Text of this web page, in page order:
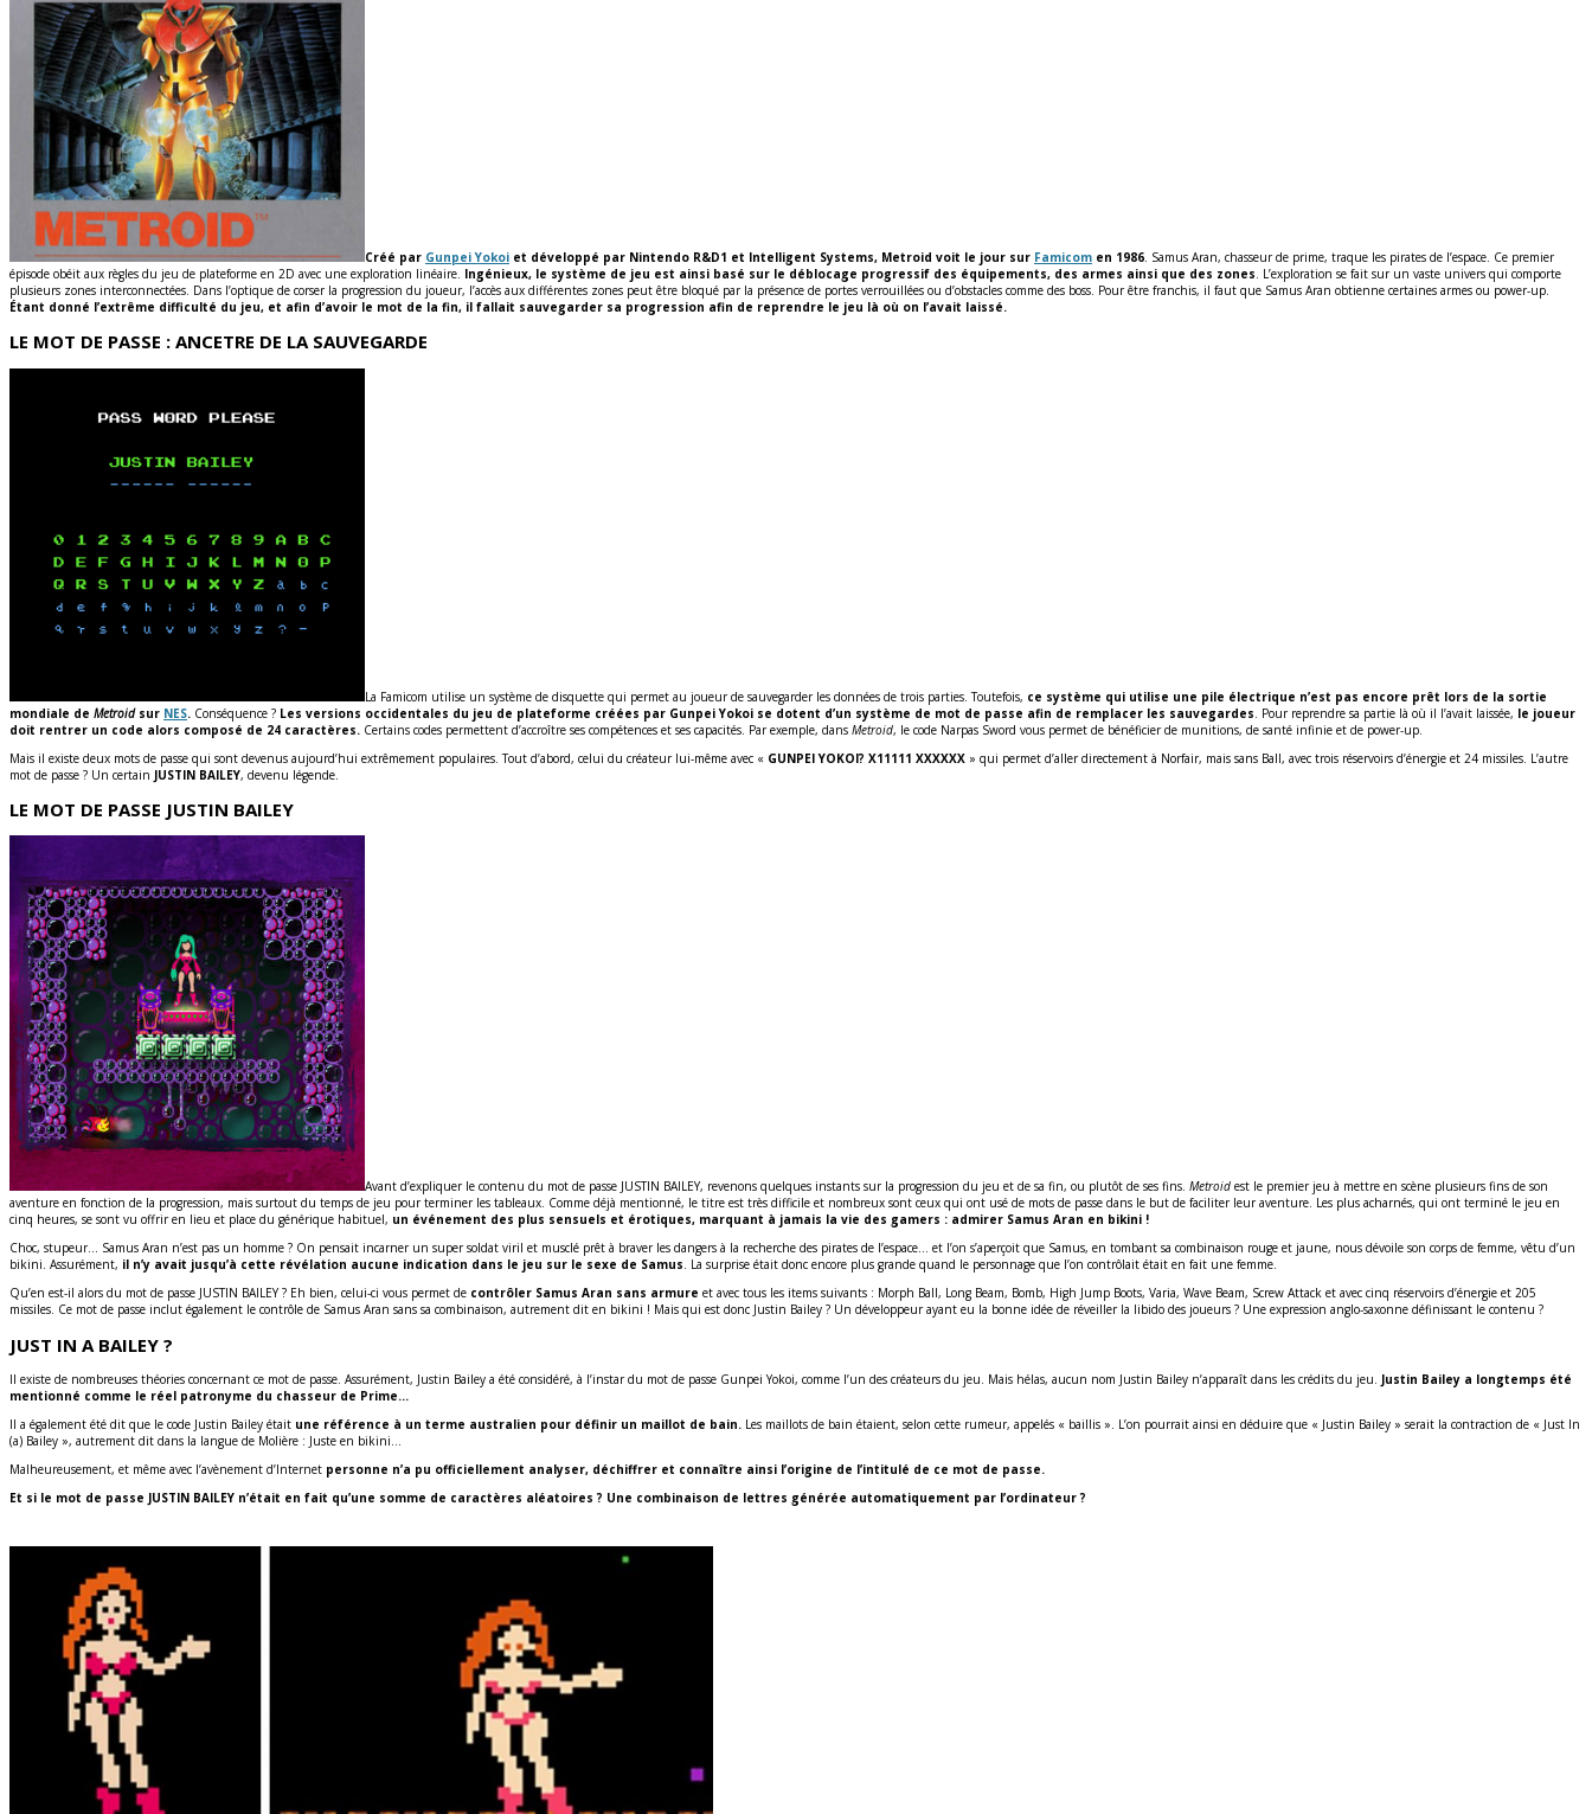
Créé par Gunpei Yokoi et développé par Nintendo R&D1 et Intelligent Systems, Metroid voit le jour sur Famicom en 1986 . Samus Aran, chasseur de prime, traque les pirates de l’espace. Ce premier
épisode obéit aux règles du jeu de plateforme en 2D avec une exploration linéaire. Ingénieux, le système de jeu est ainsi basé sur le déblocage progressif des équipements, des armes ainsi que des zones . L’exploration se fait sur un vaste univers qui comporte
plusieurs zones interconnectées. Dans l’optique de corser la progression du joueur, l’accès aux différentes zones peut être bloqué par la présence de portes verrouillées ou d’obstacles comme des boss. Pour être franchis, il faut que Samus Aran obtienne certaines armes ou power-up.
Étant donné l’extrême difficulté du jeu, et afin d’avoir le mot de la fin, il fallait sauvegarder sa progression afin de reprendre le jeu là où on l’avait laissé.
LE MOT DE PASSE : ANCETRE DE LA SAUVEGARDE
La Famicom utilise un système de disquette qui permet au joueur de sauvegarder les données de trois parties. Toutefois, ce système qui utilise une pile électrique n’est pas encore prêt lors de la sortie
mondiale de Metroidsur NES. Conséquence ? Les versions occidentales du jeu de plateforme créées par Gunpei Yokoi se dotent d’un système de mot de passe afin de remplacer les sauvegardes . Pour reprendre sa partie là où il l’avait laissée, le joueur
doit rentrer un code alors composé de 24 caractères. Certains codes permettent d’accroître ses compétences et ses capacités. Par exemple, dans Metroid, le code Narpas Sword vous permet de bénéficier de munitions, de santé infinie et de power-up.
Mais il existe deux mots de passe qui sont devenus aujourd’hui extrêmement populaires. Tout d’abord, celui du créateur lui-même avec « GUNPEI YOKOI? X11111 XXXXXX » qui permet d’aller directement à Norfair, mais sans Ball, avec trois réservoirs d’énergie et 24 missiles. L’autre
mot de passe ? Un certain JUSTIN BAILEY, devenu légende.
LE MOT DE PASSE JUSTIN BAILEY
Avant d’expliquer le contenu du mot de passe JUSTIN BAILEY, revenons quelques instants sur la progression du jeu et de sa fin, ou plutôt de ses fins. Metroid est le premier jeu à mettre en scène plusieurs fins de son
aventure en fonction de la progression, mais surtout du temps de jeu pour terminer les tableaux. Comme déjà mentionné, le titre est très difficile et nombreux sont ceux qui ont usé de mots de passe dans le but de faciliter leur aventure. Les plus acharnés, qui ont terminé le jeu en
cinq heures, se sont vu offrir en lieu et place du générique habituel, un événement des plus sensuels et érotiques, marquant à jamais la vie des gamers : admirer Samus Aran en bikini !
Choc, stupeur… Samus Aran n’est pas un homme ? On pensait incarner un super soldat viril et musclé prêt à braver les dangers à la recherche des pirates de l’espace… et l’on s’aperçoit que Samus, en tombant sa combinaison rouge et jaune, nous dévoile son corps de femme, vêtu d’un
bikini. Assurément, il n’y avait jusqu’à cette révélation aucune indication dans le jeu sur le sexe de Samus. La surprise était donc encore plus grande quand le personnage que l’on contrôlait était en fait une femme.
Qu’en est-il alors du mot de passe JUSTIN BAILEY ? Eh bien, celui-ci vous permet de contrôler Samus Aran sans armure et avec tous les items suivants : Morph Ball, Long Beam, Bomb, High Jump Boots, Varia, Wave Beam, Screw Attack et avec cinq réservoirs d’énergie et 205
missiles. Ce mot de passe inclut également le contrôle de Samus Aran sans sa combinaison, autrement dit en bikini ! Mais qui est donc Justin Bailey ? Un développeur ayant eu la bonne idée de réveiller la libido des joueurs ? Une expression anglo-saxonne définissant le contenu ?
JUST IN A BAILEY ?
Il existe de nombreuses théories concernant ce mot de passe. Assurément, Justin Bailey a été considéré, à l’instar du mot de passe Gunpei Yokoi, comme l’un des créateurs du jeu. Mais hélas, aucun nom Justin Bailey n’apparaît dans les crédits du jeu. Justin Bailey a longtemps été
mentionné comme le réel patronyme du chasseur de Prime…
Il a également été dit que le code Justin Bailey était une référence à un terme australien pour définir un maillot de bain. Les maillots de bain étaient, selon cette rumeur, appelés « baillis ». L’on pourrait ainsi en déduire que « Justin Bailey » serait la contraction de « Just In
(a) Bailey », autrement dit dans la langue de Molière : Juste en bikini…
Malheureusement, et même avec l’avènement d’Internet personne n’a pu officiellement analyser, déchiffrer et connaître ainsi l’origine de l’intitulé de ce mot de passe.
Et si le mot de passe JUSTIN BAILEY n’était en fait qu’une somme de caractères aléatoires ? Une combinaison de lettres générée automatiquement par l’ordinateur ?